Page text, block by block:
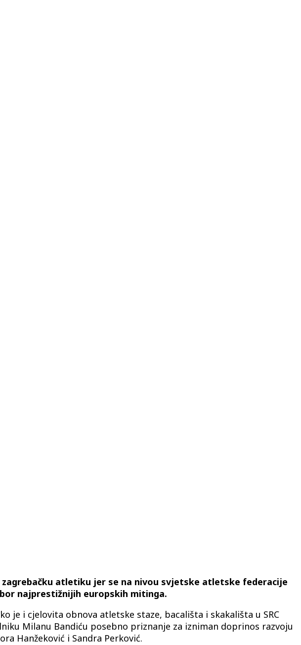
atletiku jer se na nivou svjetske atletske federacije
najprestižnijih europskih mitinga.
je i cjelovita obnova atletske staze, bacališta i skakališta u SRC
Milanu Bandiću posebno priznanje za izniman doprinos razvoju
Hanžeković i Sandra Perković.